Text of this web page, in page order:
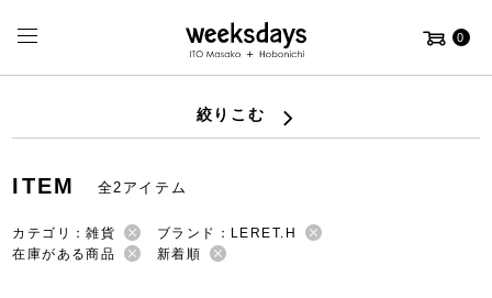
0
絞りこむ
ITEM 全2アイテム
カテゴリ：雑貨
ブランド：LERET.H
在庫がある商品
新着順